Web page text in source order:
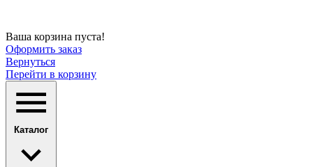
Ваша корзина пуста!
Оформить заказ
Вернуться
Перейти в корзину
Каталог